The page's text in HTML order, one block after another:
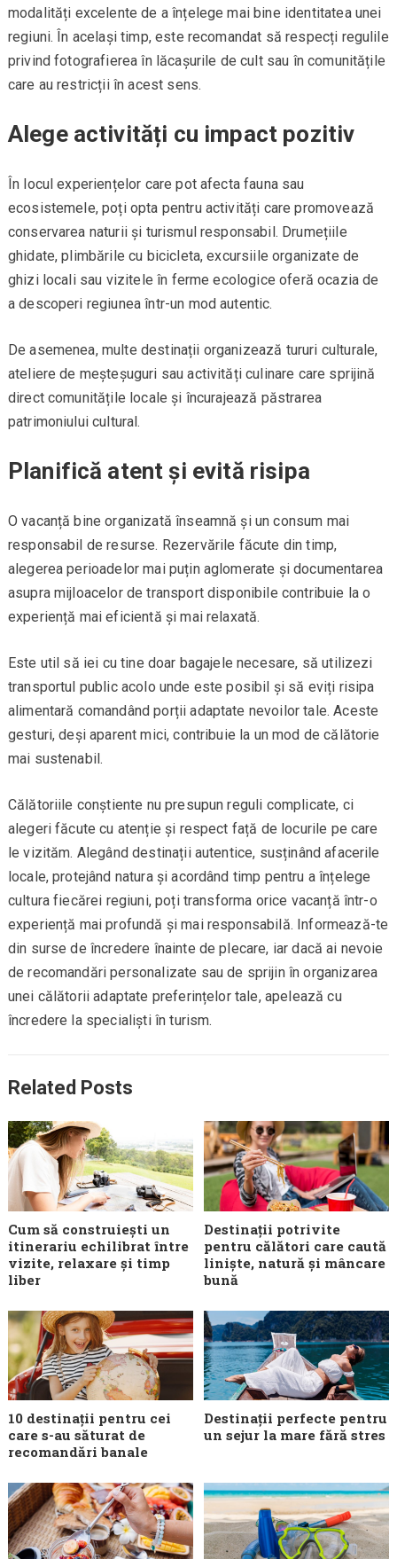
modalități excelente de a înțelege mai bine identitatea unei
regiuni. În același timp, este recomandat să respecți regulile
privind fotografierea în lăcașurile de cult sau în comunitățile
care au restricții în acest sens.
Alege activități cu impact pozitiv
În locul experiențelor care pot afecta fauna sau
ecosistemele, poți opta pentru activități care promovează
conservarea naturii și turismul responsabil. Drumețiile
ghidate, plimbările cu bicicleta, excursiile organizate de
ghizi locali sau vizitele în ferme ecologice oferă ocazia de
a descoperi regiunea într-un mod autentic.
De asemenea, multe destinații organizează tururi culturale,
ateliere de meșteșuguri sau activități culinare care sprijină
direct comunitățile locale și încurajează păstrarea
patrimoniului cultural.
Planifică atent și evită risipa
O vacanță bine organizată înseamnă și un consum mai
responsabil de resurse. Rezervările făcute din timp,
alegerea perioadelor mai puțin aglomerate și documentarea
asupra mijloacelor de transport disponibile contribuie la o
experiență mai eficientă și mai relaxată.
Este util să iei cu tine doar bagajele necesare, să utilizezi
transportul public acolo unde este posibil și să eviți risipa
alimentară comandând porții adaptate nevoilor tale. Aceste
gesturi, deși aparent mici, contribuie la un mod de călătorie
mai sustenabil.
Călătoriile conștiente nu presupun reguli complicate, ci
alegeri făcute cu atenție și respect față de locurile pe care
le vizităm. Alegând destinații autentice, susținând afacerile
locale, protejând natura și acordând timp pentru a înțelege
cultura fiecărei regiuni, poți transforma orice vacanță într-o
experiență mai profundă și mai responsabilă. Informează-te
din surse de încredere înainte de plecare, iar dacă ai nevoie
de recomandări personalizate sau de sprijin în organizarea
unei călătorii adaptate preferințelor tale, apelează cu
încredere la specialiști în turism.
Related Posts
Cum să construiești un
itinerariu echilibrat între
vizite, relaxare și timp
liber
Destinații potrivite
pentru călători care caută
liniște, natură și mâncare
bună
10 destinații pentru cei
care s-au săturat de
recomandări banale
Destinații perfecte pentru
un sejur la mare fără stres